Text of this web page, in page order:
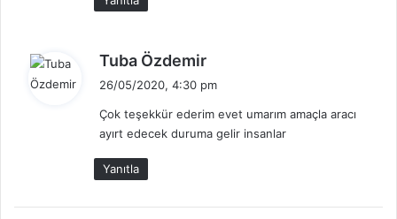
Tuba Özdemir
i
k
26/05/2020, 4:30 pm
Çok teşekkür ederim evet umarım amaçla aracı
ayırt edecek duruma gelir insanlar
Yanıtla